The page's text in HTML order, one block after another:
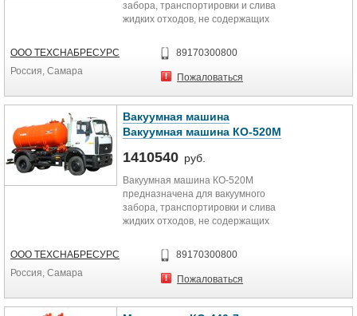
забора, транспортировки и слива
жидких отходов, не содержащих
ООО ТЕХСНАБРЕСУРС
Россия, Самара
89170300800
Пожаловаться
Вакуумная машина
Вакуумная машина КО-520М
1410540 руб.
Вакуумная машина КО-520М
предназначена для вакуумного
забора, транспортировки и слива
жидких отходов, не содержащих
ООО ТЕХСНАБРЕСУРС
Россия, Самара
89170300800
Пожаловаться